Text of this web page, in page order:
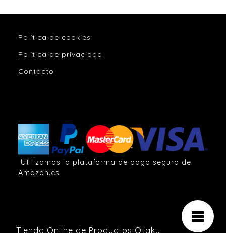
Política de cookies
Política de privacidad
Contacto
Utilizamos la plataforma de pago seguro de
Amazon.es
Tienda Online de Productos Otaku